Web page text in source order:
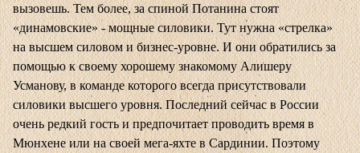
вызовешь. Тем более, за спиной Потанина стоят
«динамовские» - мощные силовики. Тут нужна «стрелка»
на высшем силовом и бизнес-уровне. И они обратились за
помощью к своему хорошему знакомому Алишеру
Усманову, в команде которого всегда присутствовали
силовики высшего уровня. Последний сейчас в России
очень редкий гость и предпочитает проводить время в
Мюнхене или на своей мега-яхте в Сардинии. Поэтому